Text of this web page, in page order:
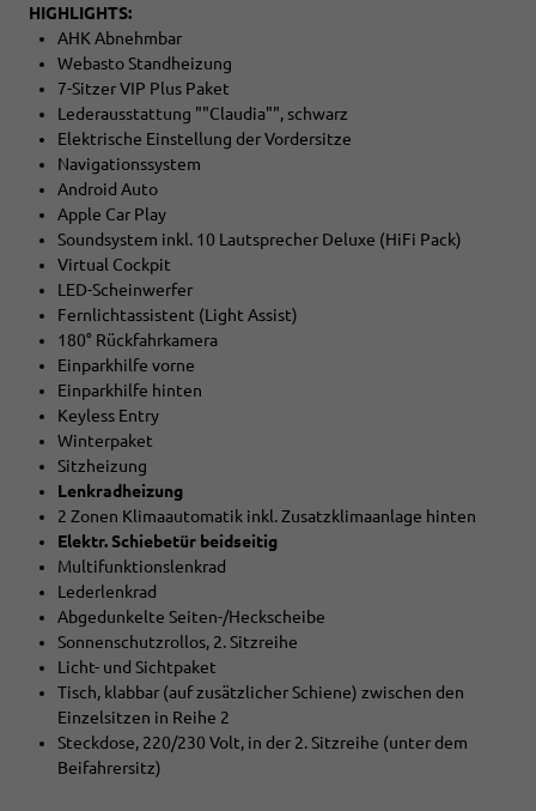
HIGHLIGHTS:
AHK Abnehmbar
Webasto Standheizung
7-Sitzer VIP Plus Paket
Lederausstattung ""Claudia"", schwarz
Elektrische Einstellung der Vordersitze
Navigationssystem
Android Auto
Apple Car Play
Soundsystem inkl. 10 Lautsprecher Deluxe (HiFi Pack)
Virtual Cockpit
LED-Scheinwerfer
Fernlichtassistent (Light Assist)
180° Rückfahrkamera
Einparkhilfe vorne
Einparkhilfe hinten
Keyless Entry
Winterpaket
Sitzheizung
Lenkradheizung
2 Zonen Klimaautomatik inkl. Zusatzklimaanlage hinten
Elektr. Schiebetür beidseitig
Multifunktionslenkrad
Lederlenkrad
Abgedunkelte Seiten-/Heckscheibe
Sonnenschutzrollos, 2. Sitzreihe
Licht- und Sichtpaket
Tisch, klabbar (auf zusätzlicher Schiene) zwischen den
Einzelsitzen in Reihe 2
Steckdose, 220/230 Volt, in der 2. Sitzreihe (unter dem
Beifahrersitz)